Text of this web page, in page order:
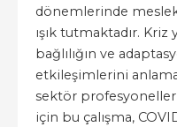
dönemlerinde
ışık tutmaktadır.
bağlılığın ve
etkileşimlerini
sektör
için bu çalışma,